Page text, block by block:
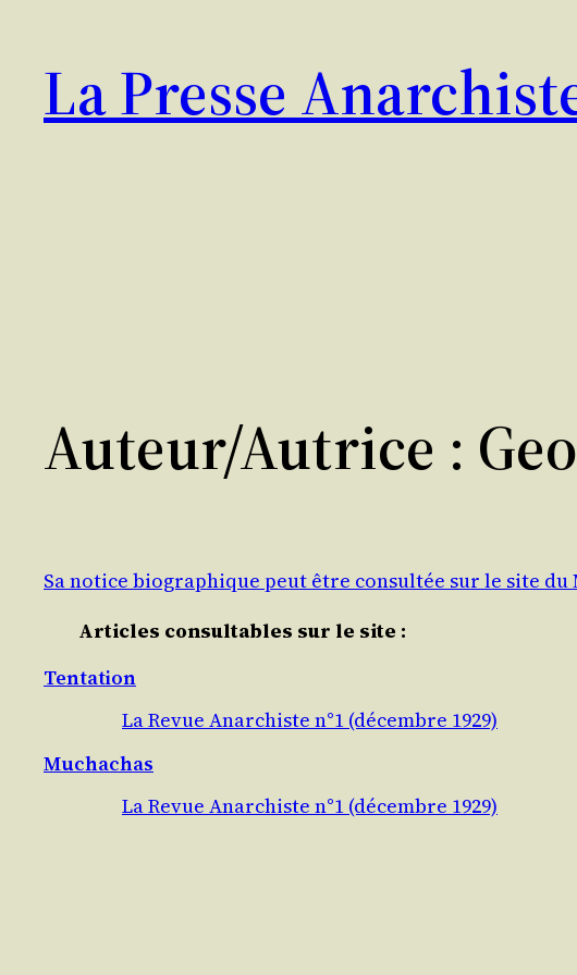
contenu
La Presse
Auteur/autrice :
Sa notice biographique peut être consultée sur le site
Articles consultables sur le site :
Tentation
La Revue Anarchiste n°1 (décembre 1929)
Muchachas
La Revue Anarchiste n°1 (décembre 1929)